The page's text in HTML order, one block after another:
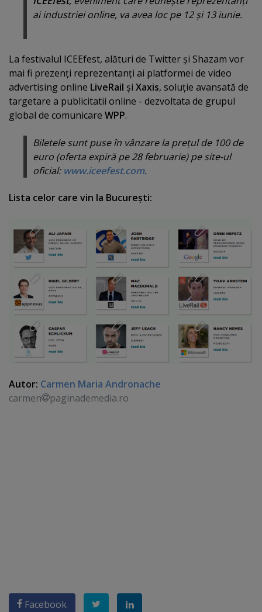
ai industriei online, va avea loc pe 12 şi 13 iunie.
La festivalul ICEEfest, alături de Twitter şi Shazam vor
mai fi prezenţi reprezentanţi ai platformei de video
advertising online LiveRail şi Xaxis, soluţie avansată de
targetare a publicitatii online - dezvoltata de grupul
global de comunicare WPP.
Biletele sunt puse în vânzare la preţul de 100 de
euro (oferta expiră pe 28 februarie) pe site-ul
oficial: www.iceefest.com.
Lista celor care vin la Bucureşti:
Autor: Carmen Maria Andronache
carmen
paginademedia.ro
Facebook